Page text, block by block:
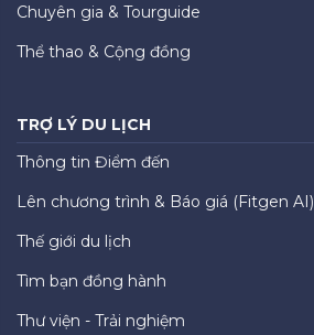
Chuyên gia & Tourguide
Thể thao & Cộng đồng
TRỢ LÝ DU LỊCH
Thông tin Điểm đến
Lên chương trình & Báo giá (Fitgen AI)
Thế giới du lịch
Tìm bạn đồng hành
Thư viện - Trải nghiệm